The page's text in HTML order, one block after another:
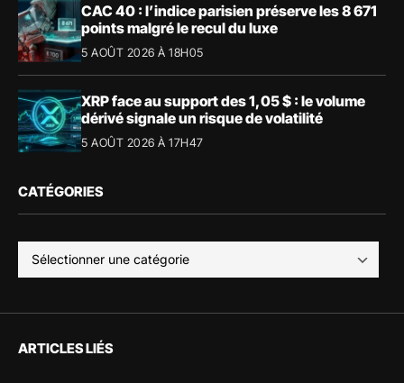
CAC 40 : l’indice parisien préserve les 8 671
points malgré le recul du luxe
5 AOÛT 2026 À 18H05
XRP face au support des 1,05 $ : le volume
dérivé signale un risque de volatilité
5 AOÛT 2026 À 17H47
CATÉGORIES
ARTICLES LIÉS